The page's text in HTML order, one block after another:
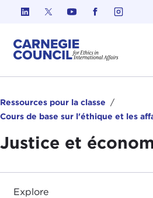
Skip to content
Ressources pour la classe
Cours de base sur l'éthique et les
Justice et
Explore